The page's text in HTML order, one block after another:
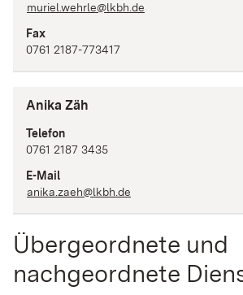
muriel.wehrle@lkbh.de
Fax
0761 2187-773417
Anika Zäh
Telefon
0761 2187 3435
E-Mail
anika.zaeh@lkbh.de
Übergeordnete und
nachgeordnete